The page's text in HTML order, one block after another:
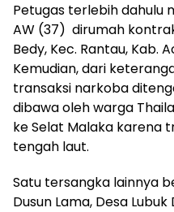
Petugas terlebih dahulu
AW (37) dirumah
Bedy, Kec. Rantau, Kab.
Kemudian, dari
transaksi narkoba
dibawa oleh warga
ke Selat Malaka karena
tengah laut.
Satu tersangka lainnya
Dusun Lama, Desa